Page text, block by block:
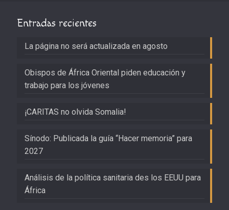
Entradas recientes
La página no será actualizada en agosto
Obispos de África Oriental piden educación y
trabajo para los jóvenes
¡CARITAS no olvida Somalia!
Sínodo: Publicada la guía “Hacer memoria” para
2027
Análisis de la política sanitaria des los EEUU para
África